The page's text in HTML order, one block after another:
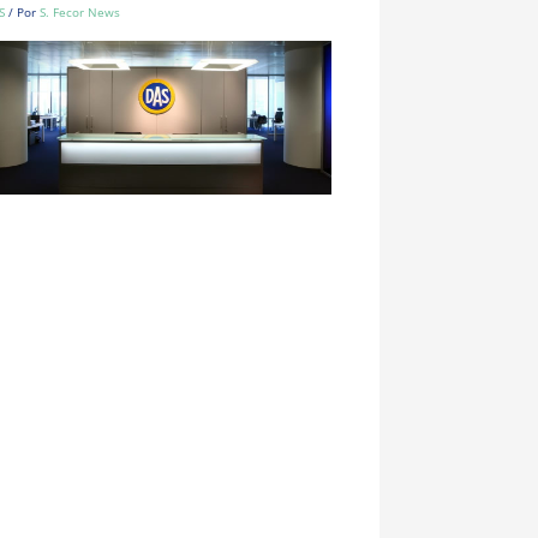
/ Por S. Fecor News